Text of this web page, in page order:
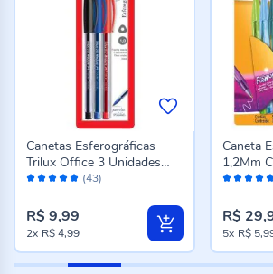
Avaliação: (43)
Canetas Esferográficas
Trilux Office 3 Unidades
Faber-Castell - SM/032
R$ 9,99
2x R$ 4,99
Avaliação:
Caneta
1,2Mm
12
R$
5x R$